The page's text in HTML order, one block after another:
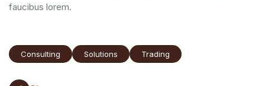
faucibus lorem.
Consulting Solutions Trading